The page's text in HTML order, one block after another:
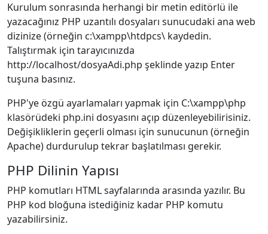
Kurulum sonrasında herhangi bir metin editörlü ile
yazacağınız PHP uzantılı dosyaları sunucudaki ana web
dizinize (örneğin c:\xampp\htdpcs\ kaydedin.
Talıştırmak için tarayıcınızda
http://localhost/dosyaAdi.php şeklinde yazıp Enter
tuşuna basınız.
PHP'ye özgü ayarlamaları yapmak için C:\xampp\php
klasörüdeki php.ini dosyasını açıp düzenleyebilirisiniz.
Değişikliklerin geçerli olması için sunucunun (örneğin
Apache) durdurulup tekrar başlatılması gerekir.
PHP Dilinin Yapısı
PHP komutları HTML sayfalarında arasında yazılır. Bu
PHP kod bloğuna istediğiniz kadar PHP komutu
yazabilirsiniz.